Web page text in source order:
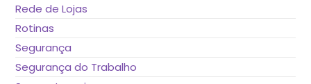
Rede de Lojas
Rotinas
Segurança
Segurança do Trabalho